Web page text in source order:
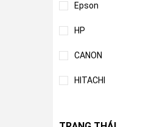
Epson
HP
CANON
HITACHI